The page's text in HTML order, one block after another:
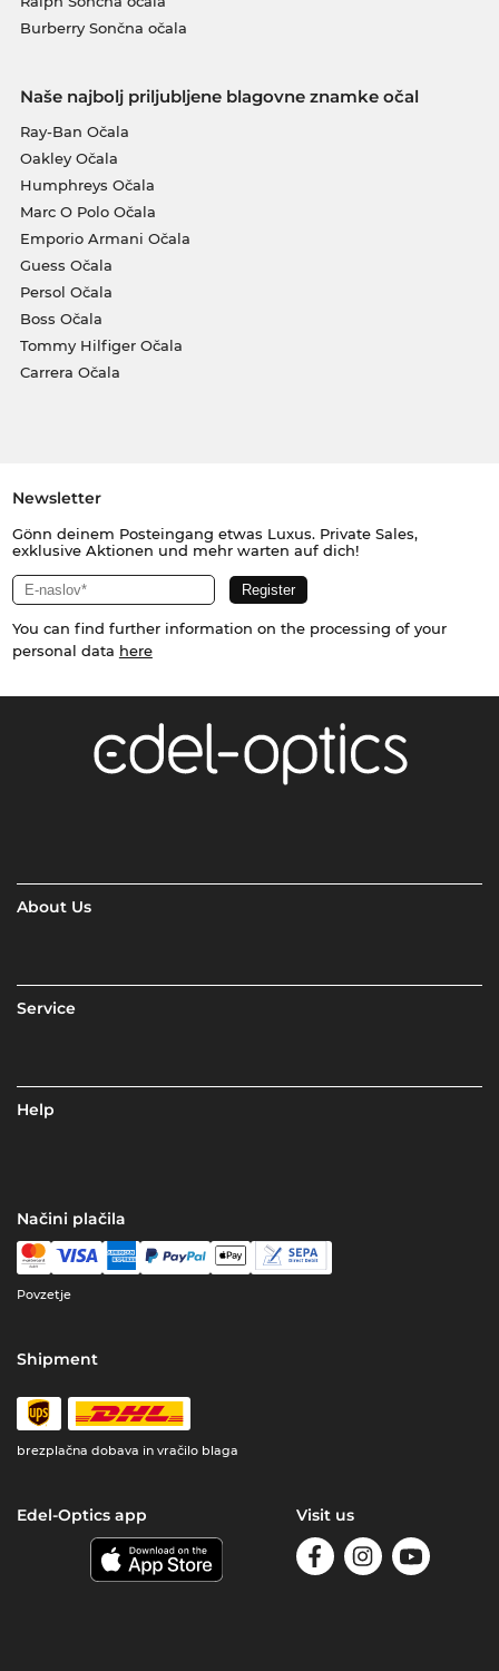
Burberry Sončna očala
Naše najbolj priljubljene blagovne znamke očal
Ray-Ban Očala
Oakley Očala
Humphreys Očala
Marc O Polo Očala
Emporio Armani Očala
Guess Očala
Persol Očala
Boss Očala
Tommy Hilfiger Očala
Carrera Očala
Newsletter
Gönn deinem Posteingang etwas Luxus. Private Sales,
exklusive Aktionen und mehr warten auf dich!
You can find further information on the processing of your
personal data here
About Us
Service
Help
Načini plačila
Povzetje
Shipment
brezplačna dobava in vračilo blaga
Edel-Optics app Visit us